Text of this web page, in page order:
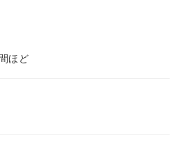
ほど